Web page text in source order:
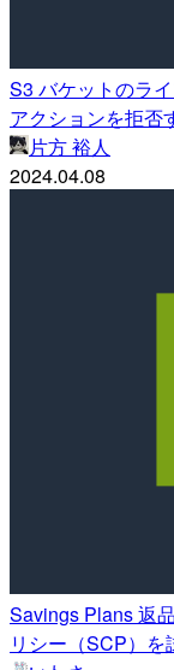
S3 バケットのラ
アクションを拒否
片方 裕人
2024.04.08
Savings Plans 返
リシー（SCP）を